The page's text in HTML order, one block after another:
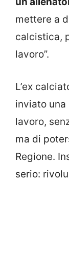
mettere a
calcistica,
lavoro”.
L’ex
inviato
lavoro,
ma di
Regione.
serio: